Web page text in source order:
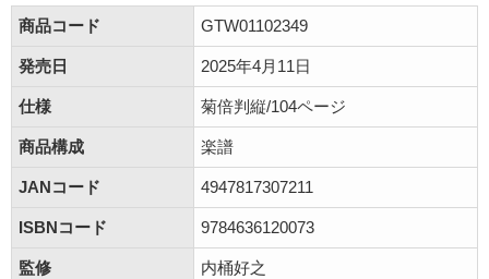
商品コード
GTW01102349
発売日 2025年4月11日
仕様 菊倍判縦/104ページ
商品構成 楽譜
JANコード 4947817307211
ISBNコード 9784636120073
監修 内桶好之